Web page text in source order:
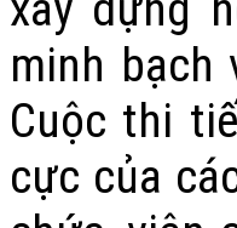
minh bạch
Cuộc thi
cực của